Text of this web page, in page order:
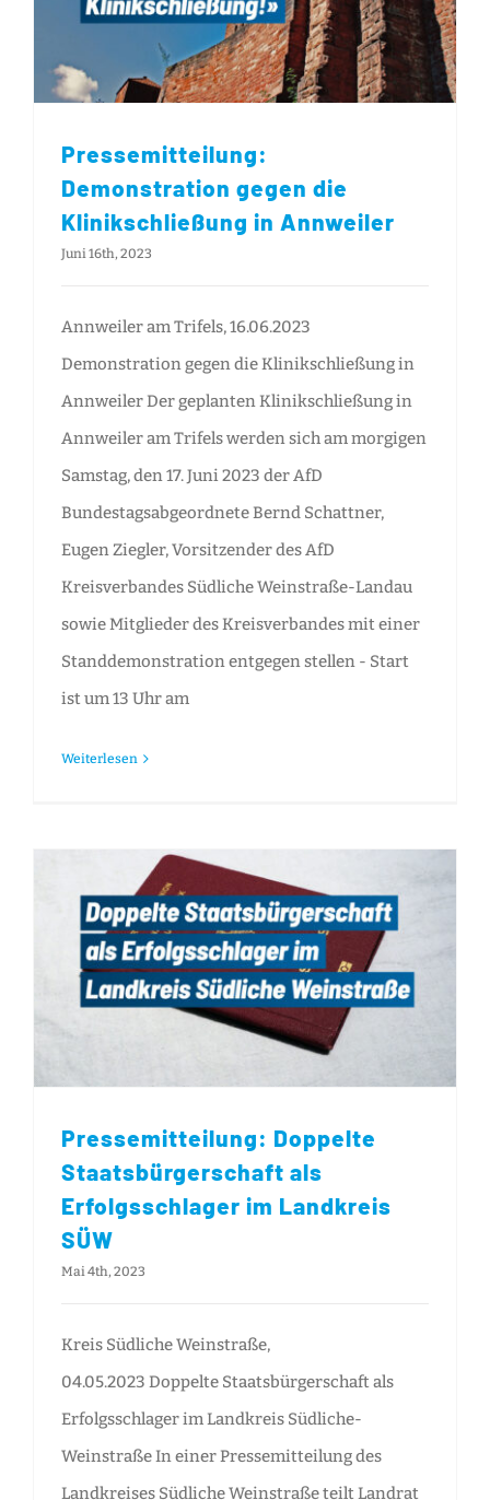
Pressemitteilung:
Demonstration gegen die
Klinikschließung in Annweiler
Juni 16th, 2023
Annweiler am Trifels, 16.06.2023
Demonstration gegen die Klinikschließung in
Annweiler Der geplanten Klinikschließung in
Annweiler am Trifels werden sich am morgigen
Samstag, den 17. Juni 2023 der AfD
Bundestagsabgeordnete Bernd Schattner,
Eugen Ziegler, Vorsitzender des AfD
Kreisverbandes Südliche Weinstraße-Landau
sowie Mitglieder des Kreisverbandes mit einer
Standdemonstration entgegen stellen - Start
ist um 13 Uhr am
Weiterlesen
Pressemitteilung: Doppelte
Staatsbürgerschaft als
Erfolgsschlager im Landkreis
SÜW
Mai 4th, 2023
Kreis Südliche Weinstraße,
04.05.2023 Doppelte Staatsbürgerschaft als
Erfolgsschlager im Landkreis Südliche-
Weinstraße In einer Pressemitteilung des
Landkreises Südliche Weinstraße teilt Landrat